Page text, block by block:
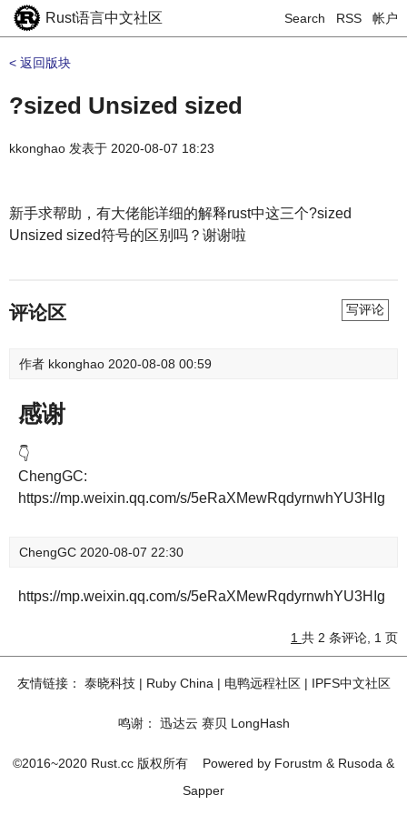
Rust语言中文社区 Search RSS 帐户
< 返回版块
?sized Unsized sized
kkonghao 发表于 2020-08-07 18:23
新手求帮助，有大佬能详细的解释rust中这三个?sized
Unsized sized符号的区别吗？谢谢啦
评论区 写评论
作者 kkonghao 2020-08-08 00:59
感谢
👇
ChengGC:
https://mp.weixin.qq.com/s/5eRaXMewRqdyrnwhYU3HIg
ChengGC 2020-08-07 22:30
https://mp.weixin.qq.com/s/5eRaXMewRqdyrnwhYU3HIg
1 共 2 条评论, 1 页
友情链接： 泰晓科技| Ruby China| 电鸭远程社区| IPFS中文社区
鸣谢： 迅达云 赛贝 LongHash
©2016~2020 Rust.cc 版权所有 Powered by Forustm & Rusoda &
Sapper